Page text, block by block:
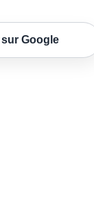
Google